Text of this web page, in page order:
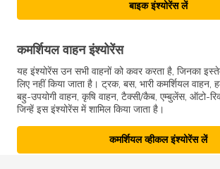
बाइक इंश्योरेंस लें
कमर्शियल वाहन इंश्योरेंस
यह इंश्योरेंस उन सभी वाहनों को कवर करता है, जिनका
लिए नहीं किया जाता है। ट्रक, बस, भारी कमर्शियल वाहन,
बहु-उपयोगी वाहन, कृषि वाहन, टैक्सी/कैब, एम्बुलेंस, ऑटो-
जिन्हें इस इंश्योरेंस में शामिल किया जाता है।
कमर्शियल व्हीकल इंश्योरेंस लें